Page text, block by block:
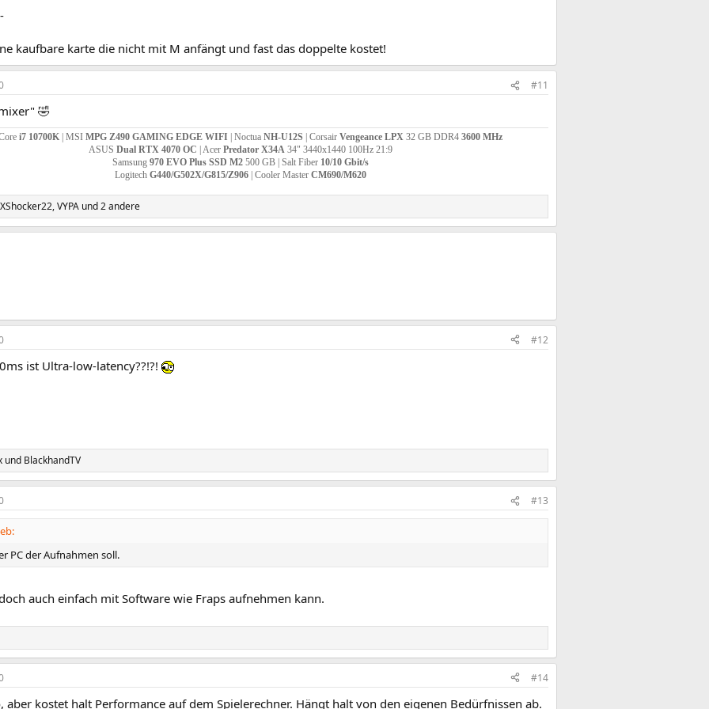
kaufbare karte die nicht mit M anfängt und fast das doppelte kostet!
#11
🤣
i7 10700K| MSI MPG Z490 GAMING EDGE WIFI | Noctua NH-U12S | Corsair Vengeance LPX32 GB DDR4 3600 MHz
ASUS Dual RTX 4070 OC | Acer Predator X34A 34" 3440x1440 100Hz 21:9
Samsung 970 EVO Plus SSD M2 500 GB | Salt Fiber 10/10 Gbit/s
Logitech G440/G502X/G815/Z906 | Cooler Master CM690/M620
XShocker22,VYPA und 2 andere
#12
ist Ultra-low-latency??!?!
und BlackhandTV
#13
PC der Aufnahmen soll.
auch einfach mit Software wie Fraps aufnehmen kann.
#14
aber kostet halt Performance auf dem Spielerechner. Hängt halt von den eigenen Bedürfnissen ab.